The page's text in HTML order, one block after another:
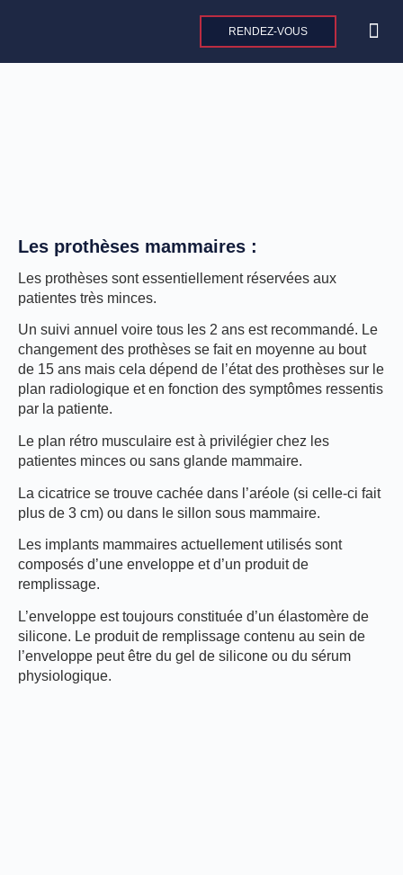
RENDEZ-VOUS
Les prothèses mammaires :
Les prothèses sont essentiellement réservées aux
patientes très minces.
Un suivi annuel voire tous les 2 ans est recommandé. Le
changement des prothèses se fait en moyenne au bout
de 15 ans mais cela dépend de l’état des prothèses sur le
plan radiologique et en fonction des symptômes ressentis
par la patiente.
Le plan rétro musculaire est à privilégier chez les
patientes minces ou sans glande mammaire.
La cicatrice se trouve cachée dans l’aréole (si celle-ci fait
plus de 3 cm) ou dans le sillon sous mammaire.
Les implants mammaires actuellement utilisés sont
composés d’une enveloppe et d’un produit de
remplissage.
L’enveloppe est toujours constituée d’un élastomère de
silicone. Le produit de remplissage contenu au sein de
l’enveloppe peut être du gel de silicone ou du sérum
physiologique.